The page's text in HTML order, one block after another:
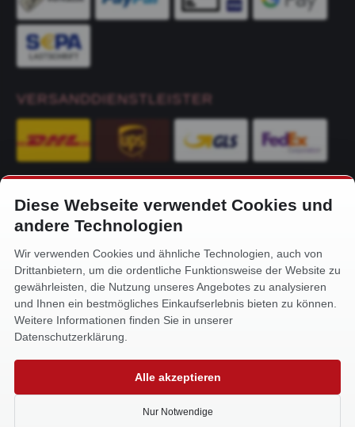
VERSANDDIENSTLEISTER
KONTAKT
Alfa-Service Hurtienne GmbH
Siemensstr. 32
59199 Bönen
+49 (0) 2383 93640
info@alfa-service.com
Whatsapp (no voice calls):
Diese Webseite verwendet Cookies und
andere Technologien
Wir verwenden Cookies und ähnliche Technologien, auch von
Drittanbietern, um die ordentliche Funktionsweise der Website zu
gewährleisten, die Nutzung unseres Angebotes zu analysieren
und Ihnen ein bestmögliches Einkaufserlebnis bieten zu können.
Weitere Informationen finden Sie in unserer
Datenschutzerklärung.
Alle akzeptieren
Nur Notwendige